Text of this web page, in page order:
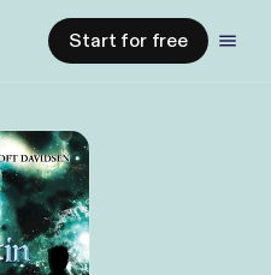
Start for free